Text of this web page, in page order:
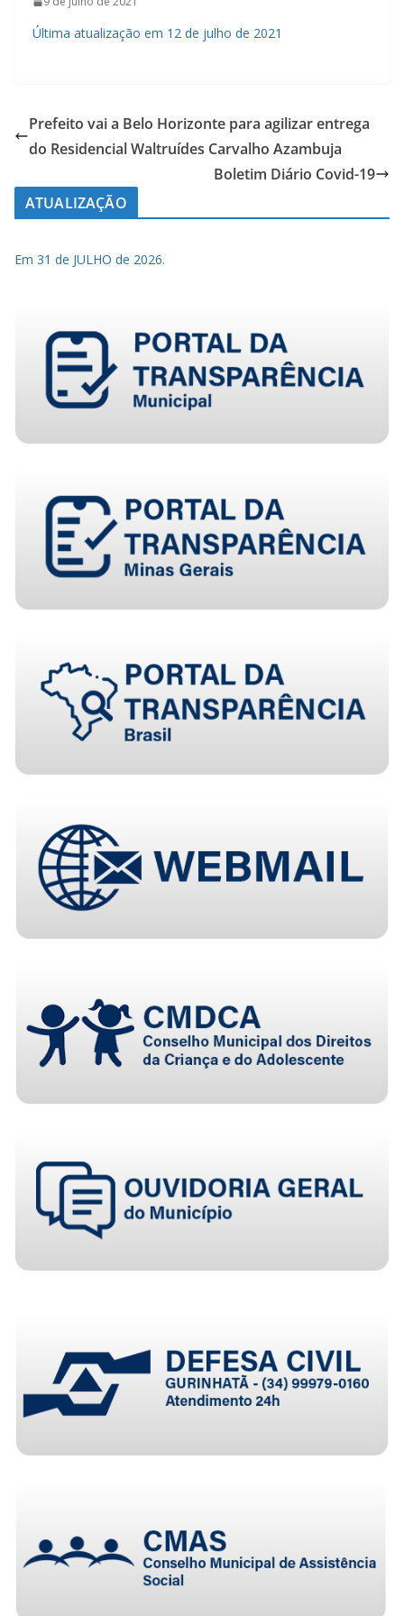
Última atualização em 12 de julho de 2021
Prefeito vai a Belo Horizonte para agilizar entrega
do Residencial Waltruídes Carvalho Azambuja
Boletim Diário Covid-19
ATUALIZAÇÃO
Em 31 de JULHO de 2026.